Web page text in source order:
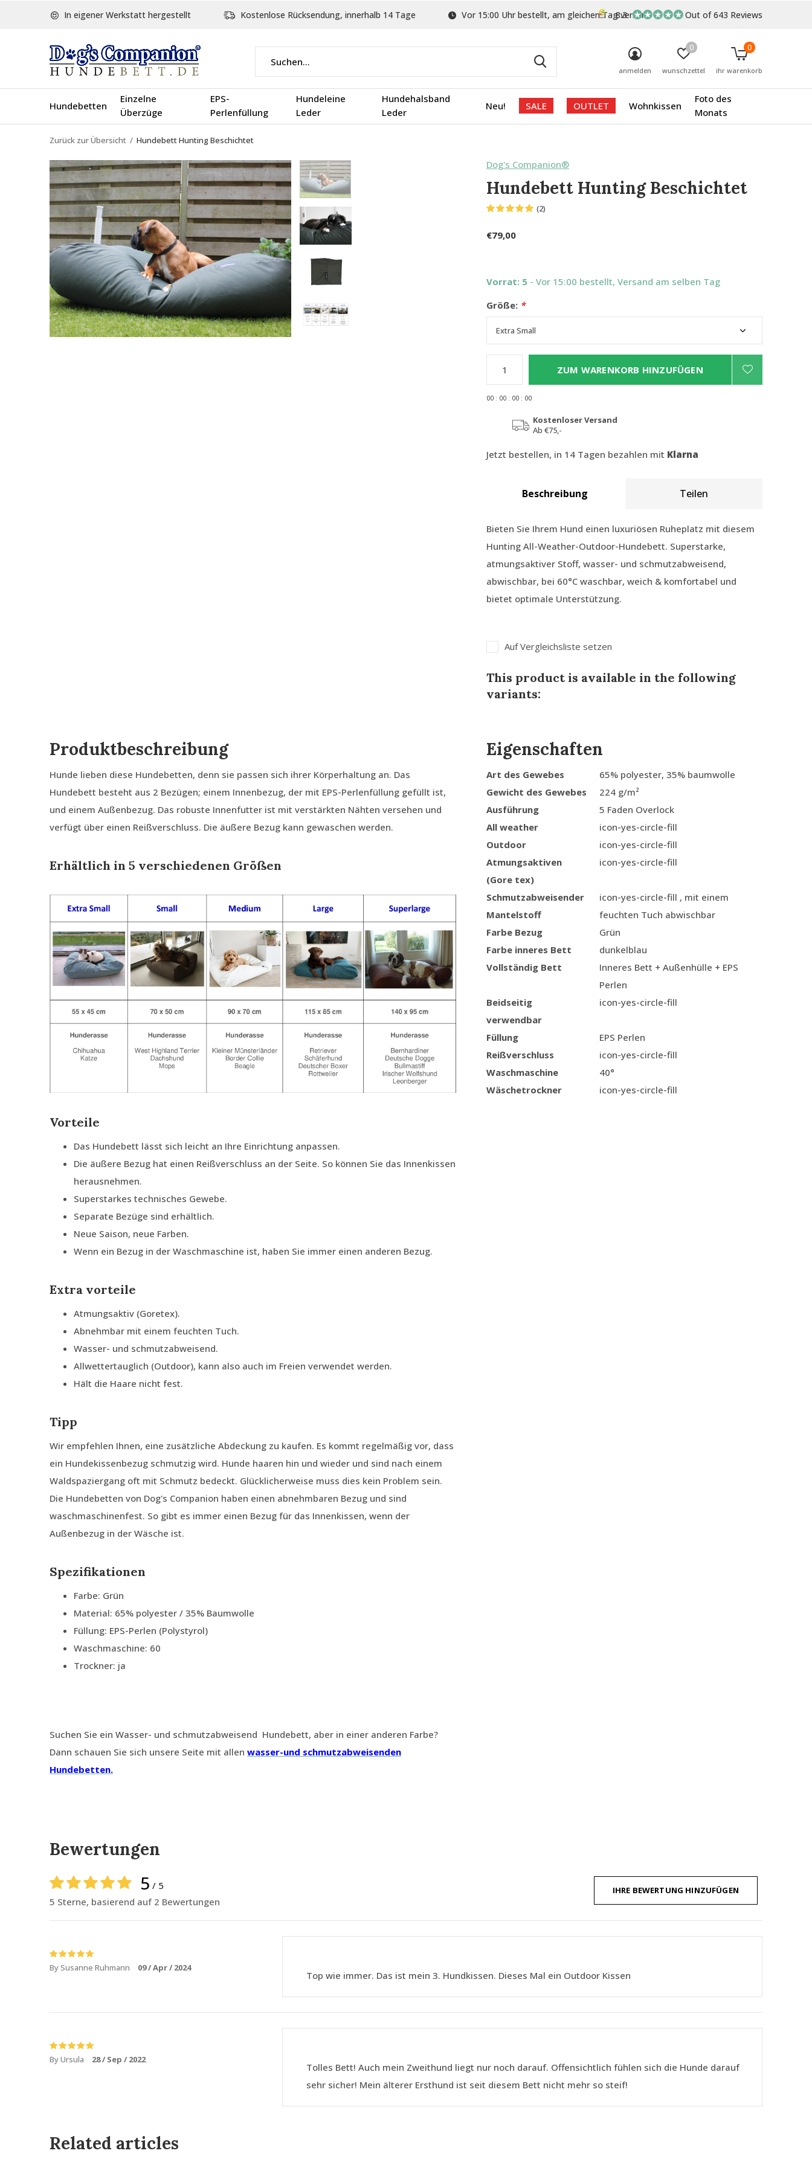
Hundebetten
Einzelne
Überzüge
EPS-
Perlenfüllung
Hundeleine
Leder
Hundehalsband
Leder
Neu! SALE OUTLET Wohnkissen
Foto des
Monats
anmelden wunschzettel
0
ihr warenkorb
0
In eigener Werkstatt hergestellt Kostenlose Rücksendung, innerhalb 14 Tage Vor 15:00 Uhr bestellt, am gleichen Tag versand
8.3 Out of 643 Reviews
Zurück zur Übersicht Hundebett Hunting Beschichtet
Dog's Companion®
Hundebett Hunting Beschichtet
(2)
€79,00
Vorrat: 5 - Vor 15:00 bestellt, Versand am selben Tag
Größe: *
ZUM WARENKORB HINZUFÜGEN
00 : 00 : 00 : 00
Kostenloser Versand
Ab €75,-
Jetzt bestellen, in 14 Tagen bezahlen mit Klarna
Beschreibung Teilen
Bieten Sie Ihrem Hund einen luxuriösen Ruheplatz mit diesem
Hunting All-Weather-Outdoor-Hundebett. Superstarke,
atmungsaktiver Stoff, wasser- und schmutzabweisend,
abwischbar, bei 60°C waschbar, weich & komfortabel und
bietet optimale Unterstützung.
Auf Vergleichsliste setzen
This product is available in the following
variants:
Produktbeschreibung
Hunde lieben diese Hundebetten, denn sie passen sich ihrer Körperhaltung an. Das
Hundebett besteht aus 2 Bezügen; einem Innenbezug, der mit EPS-Perlenfüllung gefüllt ist,
und einem Außenbezug. Das robuste Innenfutter ist mit verstärkten Nähten versehen und
verfügt über einen Reißverschluss. Die äußere Bezug kann gewaschen werden.
Erhältlich in 5 verschiedenen Größen
Vorteile
Das Hundebett lässt sich leicht an Ihre Einrichtung anpassen.
Die äußere Bezug hat einen Reißverschluss an der Seite. So können Sie das Innenkissen
herausnehmen.
Superstarkes technisches Gewebe.
Separate Bezüge sind erhältlich.
Neue Saison, neue Farben.
Wenn ein Bezug in der Waschmaschine ist, haben Sie immer einen anderen Bezug.
Extra vorteile
Atmungsaktiv (Goretex).
Abnehmbar mit einem feuchten Tuch.
Wasser- und schmutzabweisend.
Allwettertauglich (Outdoor), kann also auch im Freien verwendet werden.
Hält die Haare nicht fest.
Tipp
Wir empfehlen Ihnen, eine zusätzliche Abdeckung zu kaufen. Es kommt regelmäßig vor, dass
ein Hundekissenbezug schmutzig wird. Hunde haaren hin und wieder und sind nach einem
Waldspaziergang oft mit Schmutz bedeckt. Glücklicherweise muss dies kein Problem sein.
Die Hundebetten von Dog's Companion haben einen abnehmbaren Bezug und sind
waschmaschinenfest. So gibt es immer einen Bezug für das Innenkissen, wenn der
Außenbezug in der Wäsche ist.
Spezifikationen
Farbe: Grün
Material: 65% polyester / 35% Baumwolle
Füllung: EPS-Perlen (Polystyrol)
Waschmaschine: 60
Trockner: ja
Suchen Sie ein Wasser- und schmutzabweisend Hundebett, aber in einer anderen Farbe?
Dann schauen Sie sich unsere Seite mit allen wasser-und schmutzabweisenden
Hundebetten.
Eigenschaften
Art des Gewebes
65% polyester, 35% baumwolle
Gewicht des Gewebes
224 g/m²
Ausführung
5 Faden Overlock
All weather
icon-yes-circle-fill
Outdoor
icon-yes-circle-fill
Atmungsaktiven
(Gore tex)
icon-yes-circle-fill
Schmutzabweisender
Mantelstoff
icon-yes-circle-fill , mit einem
feuchten Tuch abwischbar
Farbe Bezug
Grün
Farbe inneres Bett
dunkelblau
Vollständig Bett
Inneres Bett + Außenhülle + EPS
Perlen
Beidseitig
verwendbar
icon-yes-circle-fill
Füllung
EPS Perlen
Reißverschluss
icon-yes-circle-fill
Waschmaschine
40°
Wäschetrockner
icon-yes-circle-fill
Bewertungen
5 / 5
5 Sterne, basierend auf 2 Bewertungen
IHRE BEWERTUNG HINZUFÜGEN
By Susanne Ruhmann 09 / Apr / 2024
Top wie immer. Das ist mein 3. Hundkissen. Dieses Mal ein Outdoor Kissen
By Ursula 28 / Sep / 2022
Tolles Bett! Auch mein Zweithund liegt nur noch darauf. Offensichtlich fühlen sich die Hunde darauf
sehr sicher! Mein älterer Ersthund ist seit diesem Bett nicht mehr so steif!
Related articles